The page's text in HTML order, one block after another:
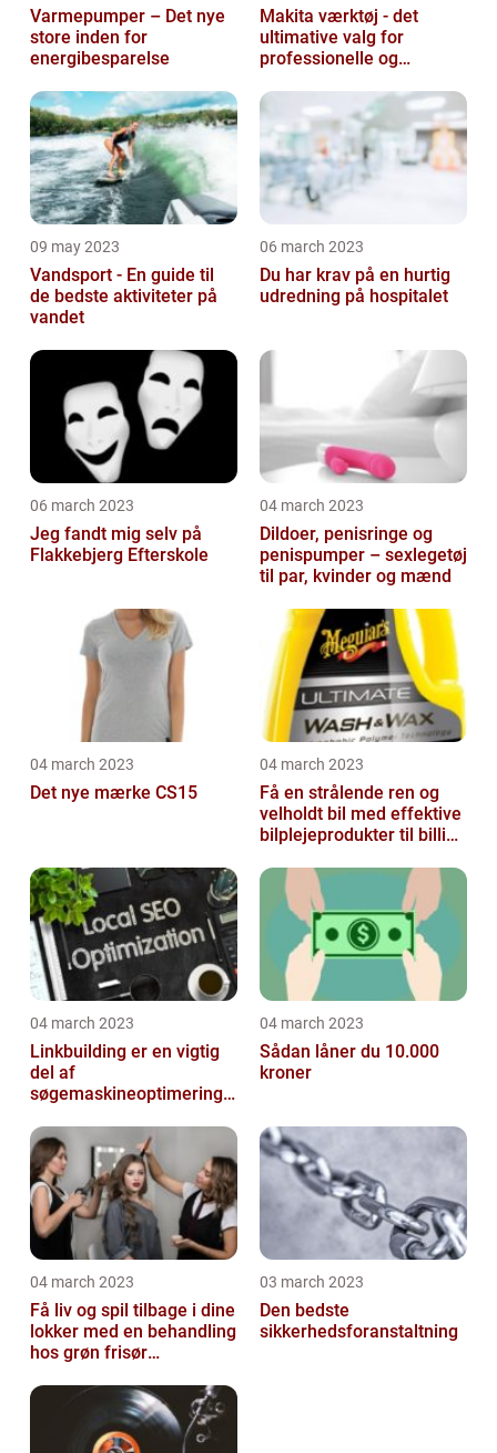
Varmepumper – Det nye
store inden for
energibesparelse
Makita værktøj - det
ultimative valg for
professionelle og
selv'ere
09 may 2023
Vandsport - En guide til
de bedste aktiviteter på
vandet
06 march 2023
Du har krav på en hurtig
udredning på hospitalet
06 march 2023
Jeg fandt mig selv på
Flakkebjerg Efterskole
04 march 2023
Dildoer, penisringe og
penispumper – sexlegetøj
til par, kvinder og mænd
04 march 2023
Det nye mærke CS15
04 march 2023
Få en strålende ren og
velholdt bil med effektive
bilplejeprodukter til billige
04 march 2023
Linkbuilding er en vigtig
del af
søgemaskineoptimeringe
04 march 2023
Sådan låner du 10.000
kroner
04 march 2023
Få liv og spil tilbage i dine
lokker med en behandling
hos grøn frisør
03 march 2023
Den bedste
sikkerhedsforanstaltning